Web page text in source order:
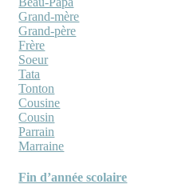
Grand-mère
Grand-père
Frère
Soeur
Tata
Tonton
Cousine
Cousin
Parrain
Marraine
Fin d’année scolaire